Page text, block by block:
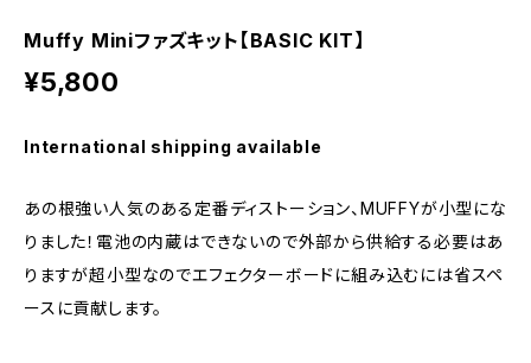
Muffy Miniファズキット【BASIC KIT】
¥5,800
International shipping available
あの根強い人気のある定番ディストーション、MUFFYが小型にな
りました！電池の内蔵はできないので外部から供給する必要はあ
りますが超小型なのでエフェクターボードに組み込むには省スペ
ースに貢献します。